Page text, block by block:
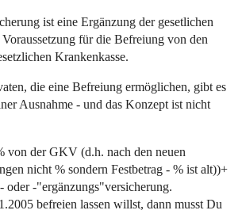
ist eine Ergänzung der gesetlichen
für die Befreiung von den
Krankenkasse.
die eine Befreiung ermöglichen, gibt es
Ausnahme - und das Konzept ist nicht
von der GKV (d.h. nach den neuen
nicht % sondern Festbetrag - % ist alt))+
oder -"ergänzungs"versicherung.
befreien lassen willst, dann musst Du